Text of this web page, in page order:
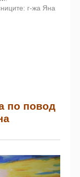
г-жа Яна
по повод